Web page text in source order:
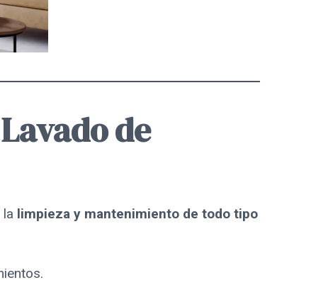
de
limpieza y mantenimiento de todo tipo